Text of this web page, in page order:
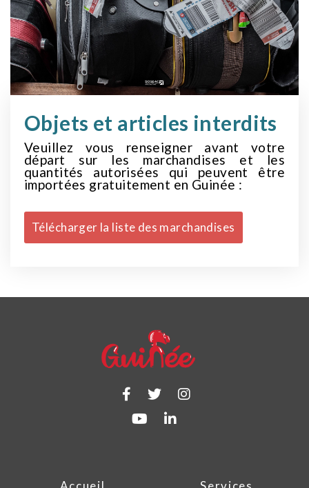
Bruxelles/Dakar
SN 205
18H35
Dakar
HC 209
18H45
Objets et articles interdits
Veuillez vous renseigner avant votre
départ sur les marchandises et les
quantités autorisées qui peuvent être
importées gratuitement en Guinée :
Télécharger la liste des marchandises